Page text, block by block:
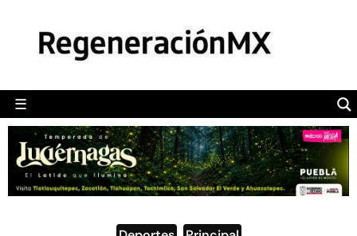
☰
POLÍTICA
CAMALEÓN
OPINIÓN
DEPORTES
ENGLISH SECTION